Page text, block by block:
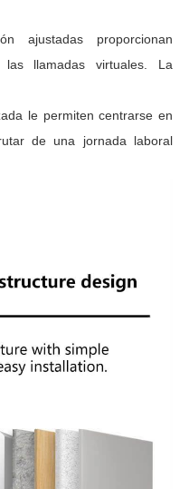
ajustadas proporcionan
llamadas virtuales. La
le permiten centrarse en
de una jornada laboral